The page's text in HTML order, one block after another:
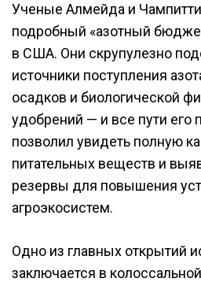
Ученые Алмейда и
подробный «азотный
в США. Они скрупулезно
источники поступления
осадков и биологической
удобрений — и все пути его
позволил увидеть полную
питательных веществ и
резервы для повышения
агроэкосистем.
Одно из главных открытий
заключается в